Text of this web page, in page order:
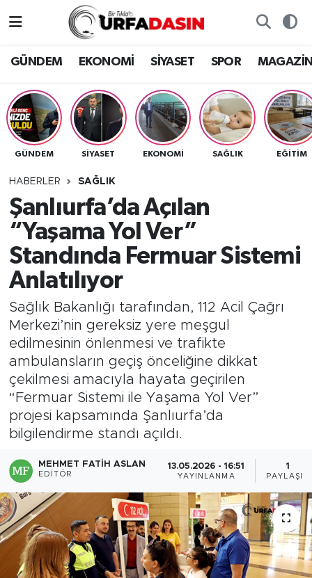
GÜNDEM EKONOMİ SİYASET SPOR
GÜNDEM SİYASET EKONOMİ SAĞLIK EĞITIM
HABERLER SAĞLIK
Şanlıurfa’da Açılan
“Yaşama Yol Ver”
Standında Fermuar Sistemi
Anlatılıyor
Sağlık Bakanlığı tarafından, 112 Acil Çağrı
Merkezi’nin gereksiz yere meşgul
edilmesinin önlenmesi ve trafikte
ambulansların geçiş önceliğine dikkat
çekilmesi amacıyla hayata geçirilen
“Fermuar Sistemi ile Yaşama Yol Ver”
projesi kapsamında Şanlıurfa’da
bilgilendirme standı açıldı.
MEHMET FATIH ASLAN
EDITÖR
13.05.2026 - 16:51
YAYINLANMA
1
PAYLAŞIM
EKONOMİ
SİYASET
SPOR
SAĞLIK
TEKNOLOJİ
OTOMOBİL
Gizlilik ve Güvenlik Politikası
İletişim
Nöbetçi Eczaneler
Hava Durumu
Namaz Vakitleri
Trafik Durumu
Tüm Manşetler
Son Dakika Haberleri
Haber Arşivi